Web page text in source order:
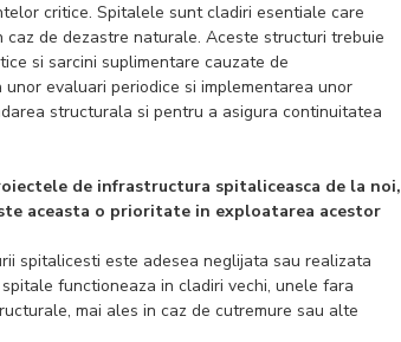
critice. Spitalele sunt cladiri esentiale care
de dezastre naturale. Aceste structuri trebuie
si sarcini suplimentare cauzate de
evaluari periodice si implementarea unor
structurala si pentru a asigura continuitatea
de infrastructura spitaliceasca de la noi,
aceasta o prioritate in exploatarea acestor
spitalicesti este adesea neglijata sau realizata
functioneaza in cladiri vechi, unele fara
mai ales in caz de cutremure sau alte